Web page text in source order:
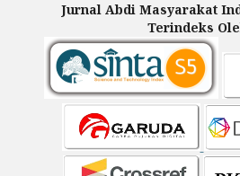
Jurnal Abdi Masyarakat
Terindeks